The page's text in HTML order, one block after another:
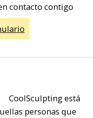
contacto contigo
CoolSculpting está
personas que